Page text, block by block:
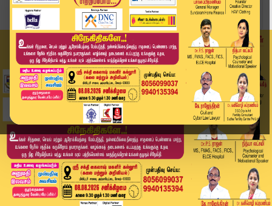
TNEB | இந்த ஆண்டு மின் கட்டண உயர்வு..? அமைச்சர்...